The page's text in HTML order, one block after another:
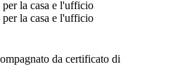
da certificato di